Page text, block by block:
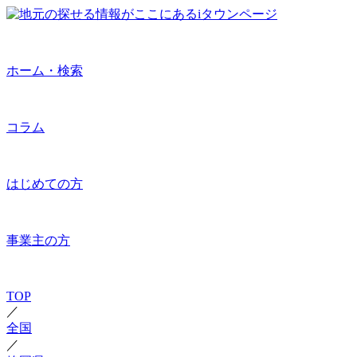
ホーム・検索
コラム
はじめての方
事業主の方
TOP
／
全国
／